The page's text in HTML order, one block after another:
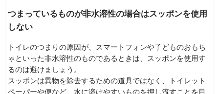
つまっているものが非水溶性の場合はスッポンを使用
しない
トイレのつまりの原因が、スマートフォンや子どものおもち
ゃといった非水溶性のものであるときは、スッポンを使用す
るのは避けましょう。
スッポンは異物を除去するための道具ではなく、トイレット
ペーパーや便など、水に溶けやすいものを押し流すことを目